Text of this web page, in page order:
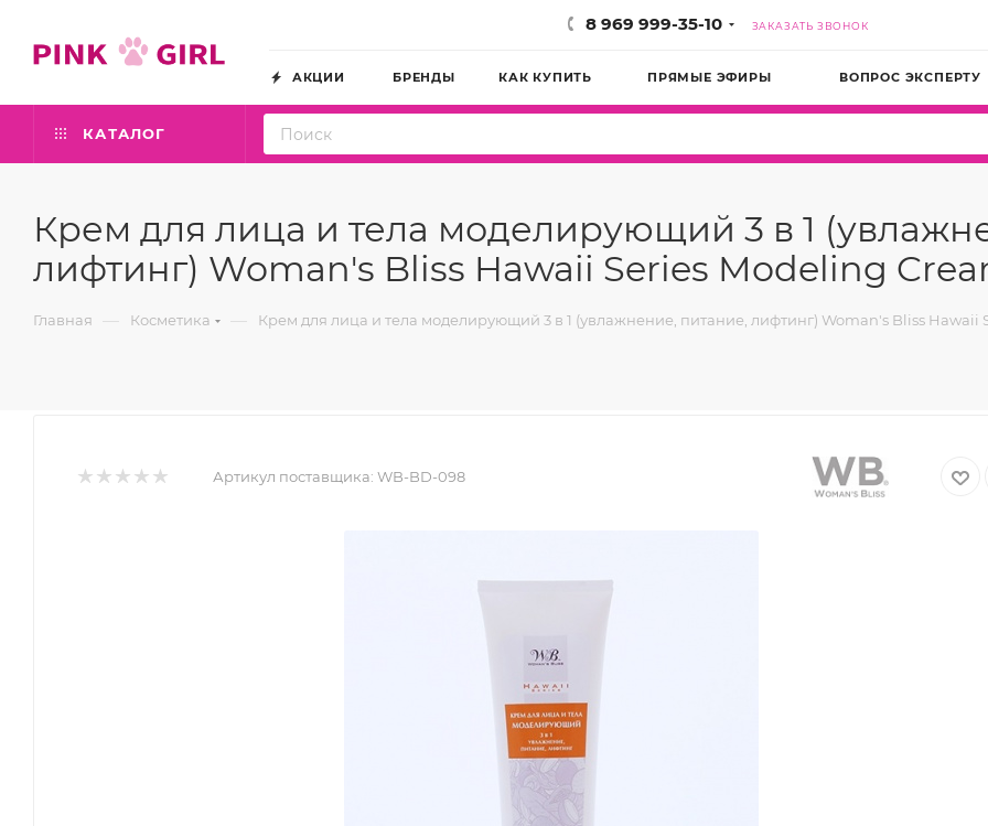
8 969 999-35-10 ЗАКАЗАТЬ ЗВОНОК
АКЦИИ БРЕНДЫ КАК КУПИТЬ ПРЯМЫЕ ЭФИРЫ ВОПРОС ЭКСПЕРТУ
КАТАЛОГ
Крем для лица и тела моделирующий 3 в 1
лифтинг) Woman's Bliss Hawaii Series Modeling
Главная — Косметика — Крем для лица и тела моделирующий 3 в 1 (увлажнение, питание, лифтинг) Woman's Bliss Hawaii
Артикул поставщика: WB-BD-098